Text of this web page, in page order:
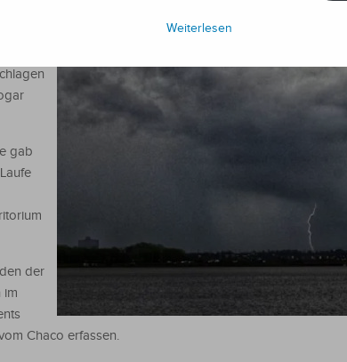
gab
der
im
Chaco erfassen.
Weiterlesen